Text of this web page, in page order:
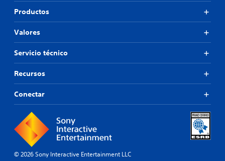
Productos
Valores
Servicio técnico
Recursos
Conectar
© 2026 Sony Interactive Entertainment LLC